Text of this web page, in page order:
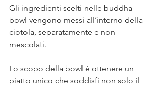
Gli ingredienti scelti nelle buddha
bowl vengono messi all’interno della
ciotola, separatamente e non
mescolati. ⠀
Lo scopo della bowl è ottenere un
piatto unico che soddisfi non solo il